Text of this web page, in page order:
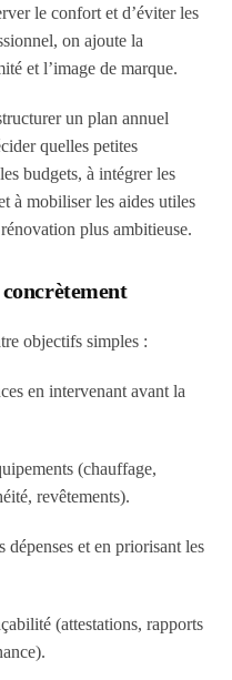
le confort et d’éviter les
on ajoute la
et l’image de marque.
un plan annuel
quelles petites
budgets, à intégrer les
à mobiliser les aides utiles
plus ambitieuse.
objectifs simples :
en intervenant avant la
(chauffage,
revêtements).
dépenses et en priorisant les
(attestations, rapports